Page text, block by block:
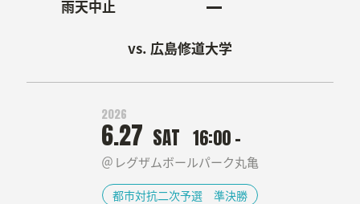
試合日程/結果
雨天中止
広島修道大学
2026
6.27 SAT 16:00 -
レグザムボールパーク丸亀
都市対抗二次予選 準決勝